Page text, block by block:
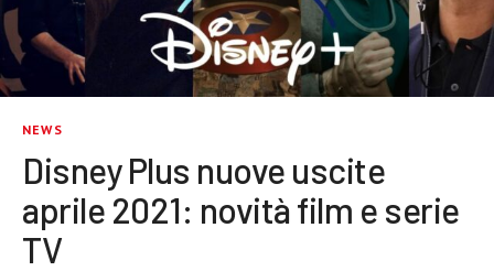
NEWS
Disney Plus nuove uscite
aprile 2021: novità film e serie
TV